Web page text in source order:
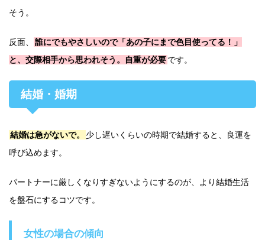
そう。
反面、
誰にでもやさしいので「あの子にまで色目使ってる！」
と、交際相手から思われそう。自重が必要です。
結婚・婚期
結婚は急がないで。
少し遅いくらいの時期で結婚すると、良運を
呼び込めます。
パートナーに厳しくなりすぎないようにするのが、より結婚生活
を盤石にするコツです。
女性の場合の傾向